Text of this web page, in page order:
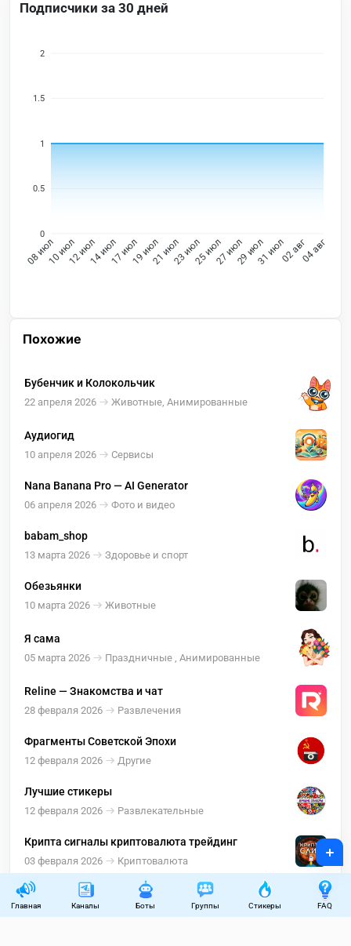
Подписчики за 30 дней
2
1.5
1
0.5
0
08 июл10 июл12 июл14 июл17 июл19 июл21 июл23 июл25 июл27 июл29 июл31 июл02 авг04 авг
Похожие
Бубенчик и Колокольчик
22 апреля 2026 Животные, Анимированные
Аудиогид
10 апреля 2026 Сервисы
Nana Banana Pro — AI Generator
06 апреля 2026 Фото и видео
babam_shop
13 марта 2026 Здоровье и спорт
Обезьянки
10 марта 2026 Животные
Я сама
05 марта 2026 Праздничные , Анимированные
Reline — Знакомства и чат
28 февраля 2026 Развлечения
Фрагменты Советской Эпохи
12 февраля 2026 Другие
Лучшие стикеры
12 февраля 2026 Развлекательные
Крипта сигналы криптовалюта трейдинг
03 февраля 2026 Криптовалюта
Главная Каналы Боты Группы Стикеры FAQ
+